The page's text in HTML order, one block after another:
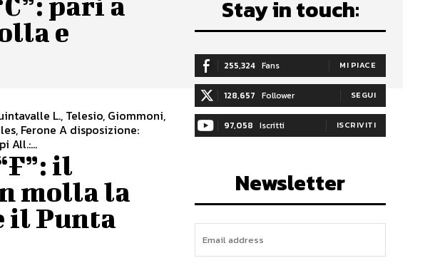
e
L., Telesio, Giommoni,
Ferone A disposizione:
All.:...
il
molla la
il Punta
Stay in touch:
255,324 Fans MI PIACE
128,657 Follower SEGUI
97,058 Iscritti ISCRIVITI
Newsletter